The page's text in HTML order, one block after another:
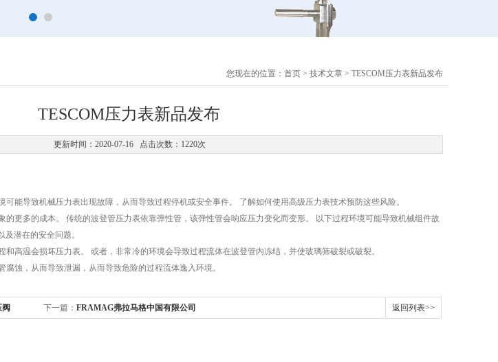
您现在的位置： 首页 > 技术文章 > TESCOM压力表新品发布
TESCOM压力表新品发布
更新时间：2020-07-16 点击次数：1220次
能导致机械压力表出现故障，从而导致过程停机或安全事件。 了解如何使用高级压力表技术预防这些风险。
的更多的成本。 传统的波登管压力表依靠弹性管，该弹性管会响应压力变化而变形。 以下过程环境可能导致机械组件故
潜在的安全问题。
高温会损坏压力表。 或者，非常冷的环境会导致过程流体在波登管内冻结，并使玻璃筛破裂或破裂。
蚀，从而导致泄漏，从而导致危险的过程流体逸入环境。
下一篇： FRAMAG弗拉马格中国有限公司 返回列表>>